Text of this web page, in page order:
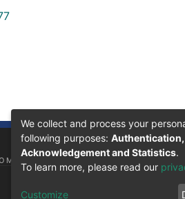
11101
We collect and process your
following purposes:
Acknowledgement and Statistics.
To learn more, please read our
Customize